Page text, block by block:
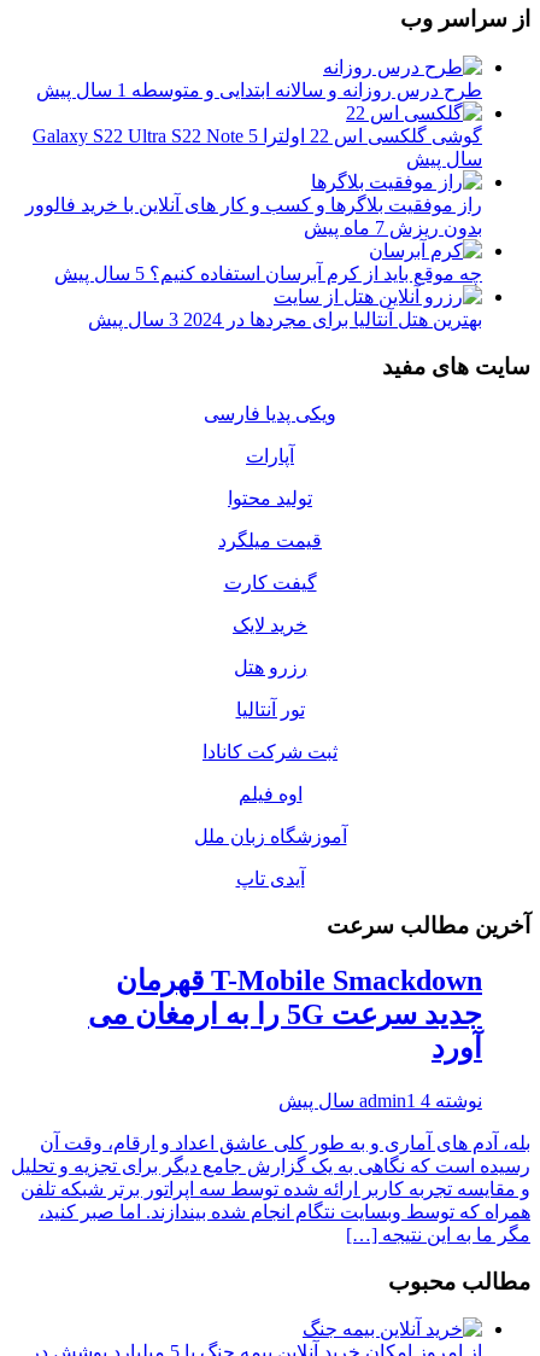
از سراسر وب
طرح درس روزانه و سالانه ابتدایی و متوسطه 1 سال پیش
گوشی گلکسی اس 22 اولترا Galaxy S22 Ultra S22 Note
5
سال پیش
راز موفقیت بلاگرها و کسب‌ و کار های آنلاین با خرید فالوور
بدون ریزش 7 ماه پیش
چه موقع باید از کرم آبرسان استفاده کنیم؟ 5 سال پیش
بهترین هتل آنتالیا برای مجردها در 2024 3 سال پیش
سایت های مفید
ویکی پدیا فارسی
آپارات
تولید محتوا
قیمت میلگرد
گیفت کارت
خرید لایک
رزرو هتل
تور آنتالیا
ثبت شرکت کانادا
اوه فیلم
آموزشگاه زبان ملل
آیدی تاپ
آخرین مطالب سرعت
T-Mobile Smackdown قهرمان
جدید سرعت 5G را به ارمغان می
آورد
نوشته admin1 4 سال پیش
بله، آدم های آماری و به طور کلی عاشق اعداد و ارقام، وقت آن
رسیده است که نگاهی به یک گزارش جامع دیگر برای تجزیه و تحلیل
و مقایسه تجربه کاربر ارائه شده توسط سه اپراتور برتر شبکه تلفن
همراه که توسط وبسایت نتگام انجام شده بیندازند. اما صبر کنید،
مگر ما به این نتیجه […]
مطالب محبوب